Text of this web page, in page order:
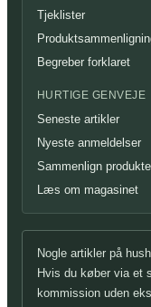
Tjeklister
Begreber forklaret
HURTIGE GENVEJE
Seneste artikler
Nyeste anmeldelser
Sammenlign
Læs om magasinet
Nogle artikler på
Hvis du køber via et
kommission uden